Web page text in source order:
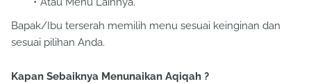
Bapak/Ibu terserah memilih menu sesuai keinginan dan
sesuai pilihan Anda.
Kapan Sebaiknya Menunaikan Aqiqah ?